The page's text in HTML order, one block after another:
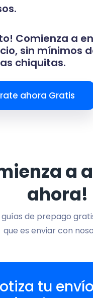
Comienza a
sin mínimos
chiquitas.
ahora Gratis
a
ahora!
de prepago
que es enviar con
tu